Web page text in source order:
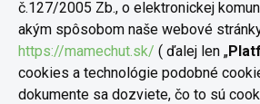
č.127/2005 Zb., o elektronickej
akým spôsobom naše webové
https://mamechut.sk/ ( ďalej len „
cookies a technológie podobné
dokumente sa dozviete, čo to sú